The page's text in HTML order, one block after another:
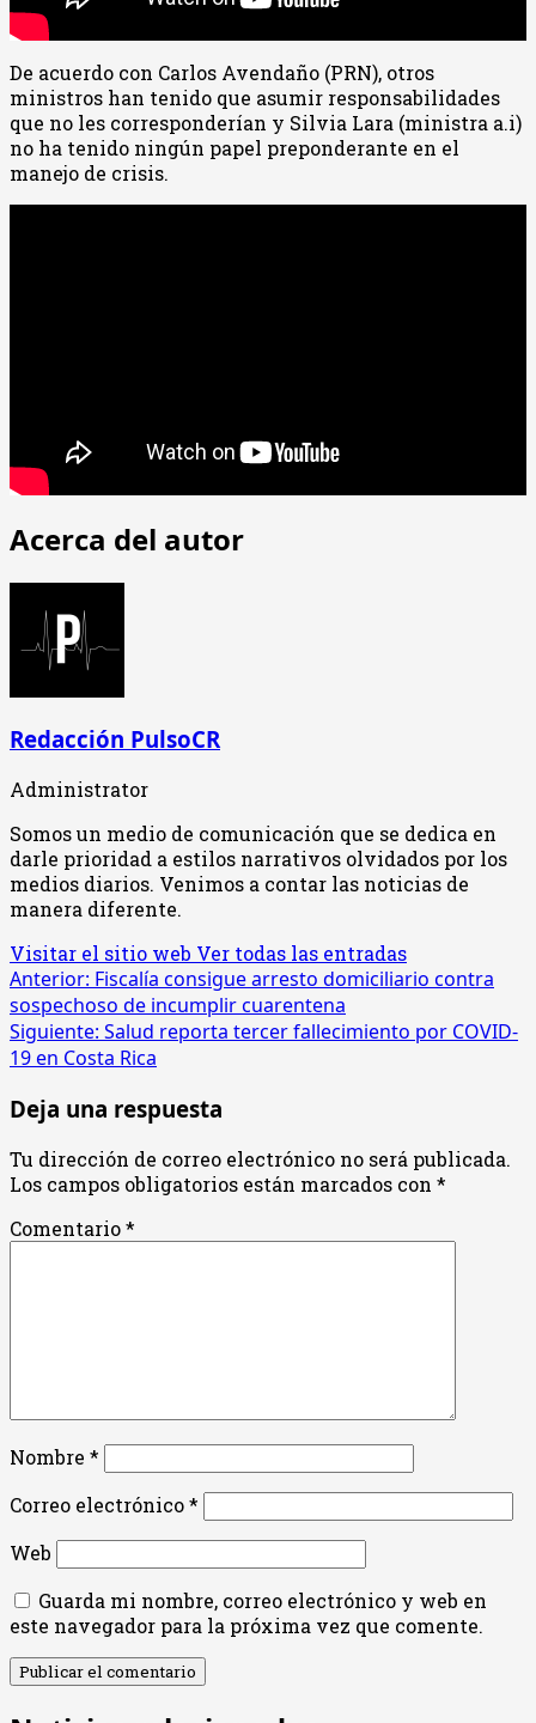
De acuerdo con Carlos Avendaño (PRN), otros
ministros han tenido que asumir responsabilidades
que no les corresponderían y Silvia Lara (ministra a.i)
no ha tenido ningún papel preponderante en el
manejo de crisis.
Acerca del autor
Redacción PulsoCR
Administrator
Somos un medio de comunicación que se dedica en
darle prioridad a estilos narrativos olvidados por los
medios diarios. Venimos a contar las noticias de
manera diferente.
Visitar el sitio web Ver todas las entradas
Navegación
de
entradas
Anterior: Fiscalía consigue arresto domiciliario contra
sospechoso de incumplir cuarentena
Siguiente: Salud reporta tercer fallecimiento por COVID-
19 en Costa Rica
Deja una respuesta
Tu dirección de correo electrónico no será publicada.
Los campos obligatorios están marcados con *
Comentario*
Nombre *
Correo electrónico*
Web
Guarda mi nombre, correo electrónico y web en
este navegador para la próxima vez que comente.